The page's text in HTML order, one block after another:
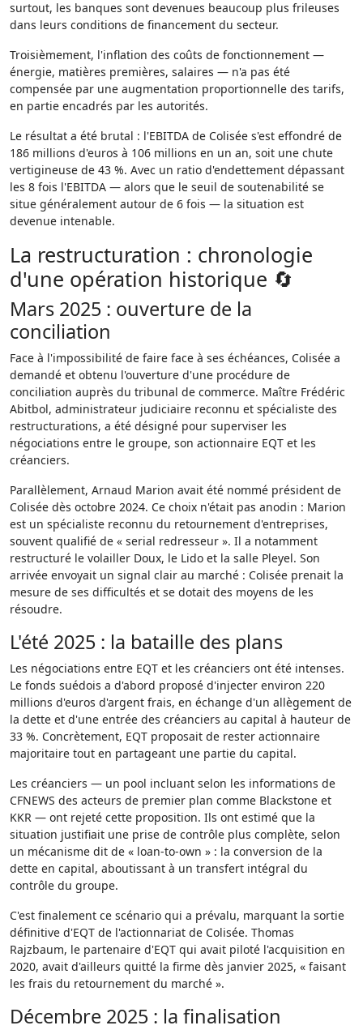
surtout, les banques sont devenues beaucoup plus frileuses
dans leurs conditions de financement du secteur.
Troisièmement, l'inflation des coûts de fonctionnement —
énergie, matières premières, salaires — n'a pas été
compensée par une augmentation proportionnelle des tarifs,
en partie encadrés par les autorités.
Le résultat a été brutal : l'EBITDA de Colisée s'est effondré de
186 millions d'euros à 106 millions en un an, soit une chute
vertigineuse de 43 %. Avec un ratio d'endettement dépassant
les 8 fois l'EBITDA — alors que le seuil de soutenabilité se
situe généralement autour de 6 fois — la situation est
devenue intenable.
La restructuration : chronologie
d'une opération historique 🔄
Mars 2025 : ouverture de la
conciliation
Face à l'impossibilité de faire face à ses échéances, Colisée a
demandé et obtenu l'ouverture d'une procédure de
conciliation auprès du tribunal de commerce. Maître Frédéric
Abitbol, administrateur judiciaire reconnu et spécialiste des
restructurations, a été désigné pour superviser les
négociations entre le groupe, son actionnaire EQT et les
créanciers.
Parallèlement, Arnaud Marion avait été nommé président de
Colisée dès octobre 2024. Ce choix n'était pas anodin : Marion
est un spécialiste reconnu du retournement d'entreprises,
souvent qualifié de « serial redresseur ». Il a notamment
restructuré le volailler Doux, le Lido et la salle Pleyel. Son
arrivée envoyait un signal clair au marché : Colisée prenait la
mesure de ses difficultés et se dotait des moyens de les
résoudre.
L'été 2025 : la bataille des plans
Les négociations entre EQT et les créanciers ont été intenses.
Le fonds suédois a d'abord proposé d'injecter environ 220
millions d'euros d'argent frais, en échange d'un allègement de
la dette et d'une entrée des créanciers au capital à hauteur de
33 %. Concrètement, EQT proposait de rester actionnaire
majoritaire tout en partageant une partie du capital.
Les créanciers — un pool incluant selon les informations de
CFNEWS des acteurs de premier plan comme Blackstone et
KKR — ont rejeté cette proposition. Ils ont estimé que la
situation justifiait une prise de contrôle plus complète, selon
un mécanisme dit de « loan-to-own » : la conversion de la
dette en capital, aboutissant à un transfert intégral du
contrôle du groupe.
C'est finalement ce scénario qui a prévalu, marquant la sortie
définitive d'EQT de l'actionnariat de Colisée. Thomas
Rajzbaum, le partenaire d'EQT qui avait piloté l'acquisition en
2020, avait d'ailleurs quitté la firme dès janvier 2025, « faisant
les frais du retournement du marché ».
Décembre 2025 : la finalisation